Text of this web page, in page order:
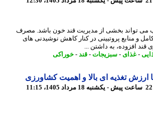
تواند بخشی از مدیریت قند خون باشد. مصرف
منابع پروتیینی در کنار کاهش نوشیدنی های
به داشتن ...
- غذای- سبزیجات-قند -خوراکی
تغذیه ای بالا و اهمیت کشاورزی